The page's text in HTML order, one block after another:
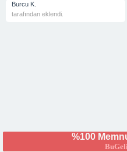
Burcu K.
tarafından eklendi.
%100